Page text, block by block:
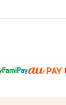
660円
作品詳細